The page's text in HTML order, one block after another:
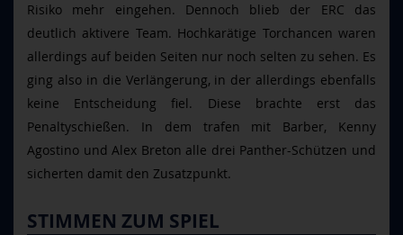
Risiko mehr eingehen. Dennoch blieb der ERC das
deutlich aktivere Team. Hochkarätige Torchancen waren
allerdings auf beiden Seiten nur noch selten zu sehen. Es
ging also in die Verlängerung, in der allerdings ebenfalls
keine Entscheidung fiel. Diese brachte erst das
Penaltyschießen. In dem trafen mit Barber, Kenny
Agostino und Alex Breton alle drei Panther-Schützen und
sicherten damit den Zusatzpunkt.
STIMMEN ZUM SPIEL